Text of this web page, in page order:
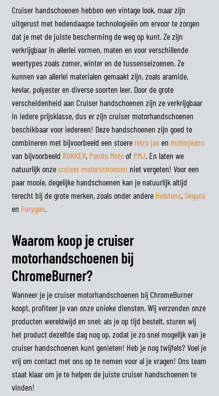
Cruiser handschoenen hebben een vintage look, maar zijn
uitgerust met hedendaagse technologieën om ervoor te zorgen
dat je met de juiste bescherming de weg op kunt. Ze zijn
verkrijgbaar in allerlei vormen, maten en voor verschillende
weertypes zoals zomer, winter en de tussenseizoenen. Ze
kunnen van allerlei materialen gemaakt zijn, zoals aramide,
kevlar, polyester en diverse soorten leer. Door de grote
verscheidenheid aan Cruiser handschoenen zijn ze verkrijgbaar
in iedere prijsklasse, dus er zijn cruiser motorhandschoenen
beschikbaar voor iedereen! Deze handschoenen zijn goed te
combineren met bijvoorbeeld een stoere retro jas en motorjeans
van bijvoorbeeld ROKKER, Pando Moto of PMJ. En laten we
natuurlijk onze cruiser motorschoenen niet vergeten! Voor een
paar mooie, degelijke handschoenen kan je natuurlijk altijd
terecht bij de grote merken, zoals onder andere Helstons,Segura
en Furygan.
Waarom koop je cruiser
motorhandschoenen bij
ChromeBurner?
Wanneer je je cruiser motorhandschoenen bij ChromeBurner
koopt, profiteer je van onze unieke diensten. Wij verzenden onze
producten wereldwijd en snel: als je op tijd bestelt, sturen wij
het product dezelfde dag nog op, zodat je zo snel mogelijk van je
cruiser handschoenen kunt genieten! Heb je nog twijfels? Voel je
vrij om contact met ons op te nemen voor al je vragen! Ons team
staat klaar om je te helpen de juiste cruiser handschoenen te
vinden!